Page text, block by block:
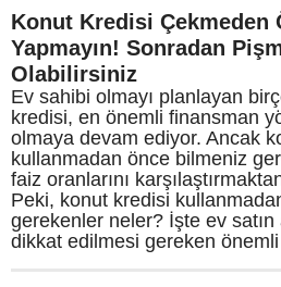
Konut Kredisi Çekmeden
Yapmayın! Sonradan
Olabilirsiniz
Ev sahibi olmayı planlayan
kredisi, en önemli finansman
olmaya devam ediyor. Ancak
kullanmadan önce bilmeniz
faiz oranlarını
Peki, konut kredisi
gerekenler neler? İşte ev
dikkat edilmesi gereken